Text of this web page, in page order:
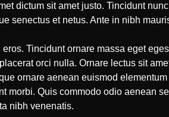
dictum sit amet justo. Tincidunt
senectus et netus. Ante in nibh
Tincidunt ornare massa eget
orci nulla. Ornare lectus sit
ornare aenean euismod
morbi. Quis commodo odio aenean
nibh venenatis.